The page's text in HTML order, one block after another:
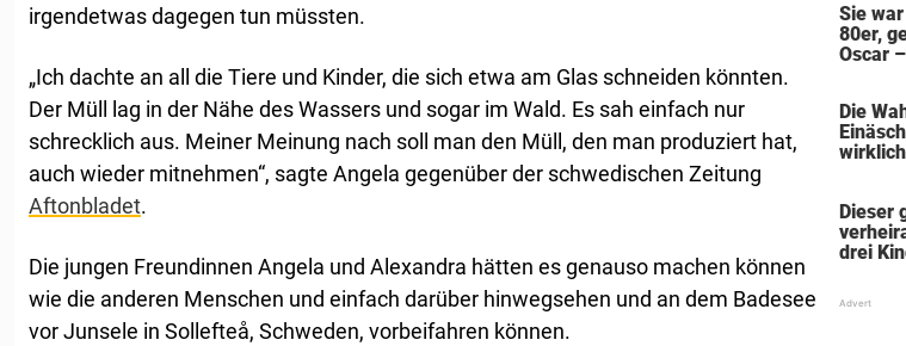
irgendetwas dagegen tun müssten.
„Ich dachte an all die Tiere und Kinder, die sich etwa am Glas schneiden könnten.
Der Müll lag in der Nähe des Wassers und sogar im Wald. Es sah einfach nur
schrecklich aus. Meiner Meinung nach soll man den Müll, den man produziert hat,
auch wieder mitnehmen“, sagte Angela gegenüber der schwedischen Zeitung
Aftonbladet.
Die jungen Freundinnen Angela und Alexandra hätten es genauso machen können
wie die anderen Menschen und einfach darüber hinwegsehen und an dem Badesee
vor Junsele in Sollefteå, Schweden, vorbeifahren können.
Sie
80er,
Oscar
sich
Die
Dieser
drei